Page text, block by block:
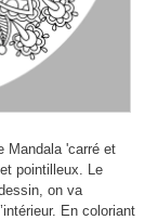
Mandala 'carré et
pointilleux. Le
on va
En coloriant